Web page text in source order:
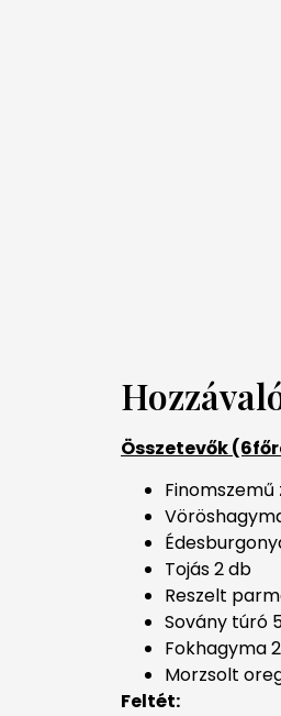
Összetevők
Tojás 2 db
Reszelt
Sovány túró
Fokhagyma
Morzsolt
Feltét: